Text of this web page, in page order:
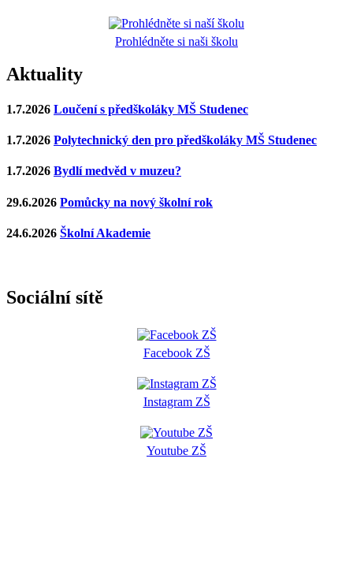
Prohlédněte si naši školu
Aktuality
1.7.2026 Loučení s předškoláky MŠ Studenec
1.7.2026 Polytechnický den pro předškoláky MŠ Studenec
1.7.2026 Bydlí medvěd v muzeu?
29.6.2026 Pomůcky na nový školní rok
24.6.2026 Školní Akademie
Sociální sítě
Facebook ZŠ
Instagram ZŠ
Youtube ZŠ